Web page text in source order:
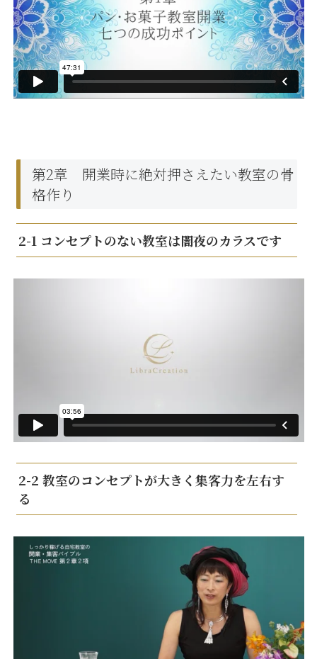
第2章 開業時に絶対押さえたい教室の骨
格作り
2-1 コンセプトのない教室は闇夜のカラスです
2-2 教室のコンセプトが大きく集客力を左右す
る